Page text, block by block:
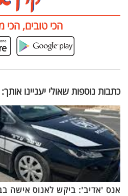
הכי טובים, הכי
כתבות נוספות שאולי יעניינו אותך:
אנס 'אדיב': ביקש לאנוס אישה